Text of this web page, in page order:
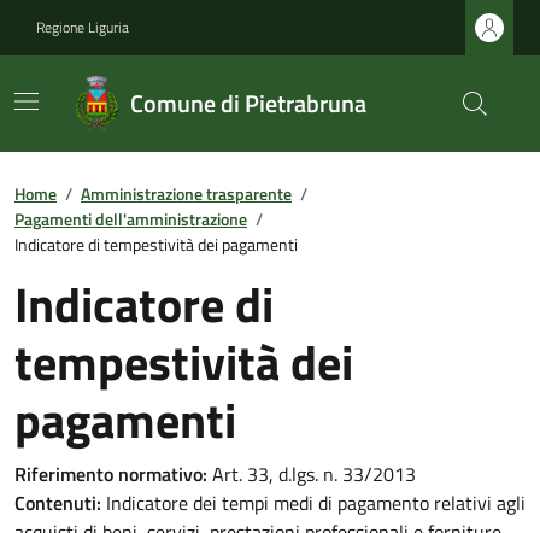
Regione Liguria
Comune di Pietrabruna
Home / Amministrazione trasparente /
Pagamenti dell'amministrazione /
Indicatore di tempestività dei pagamenti
Indicatore di
tempestività dei
pagamenti
Riferimento normativo: Art. 33, d.lgs. n. 33/2013
Contenuti: Indicatore dei tempi medi di pagamento relativi agli